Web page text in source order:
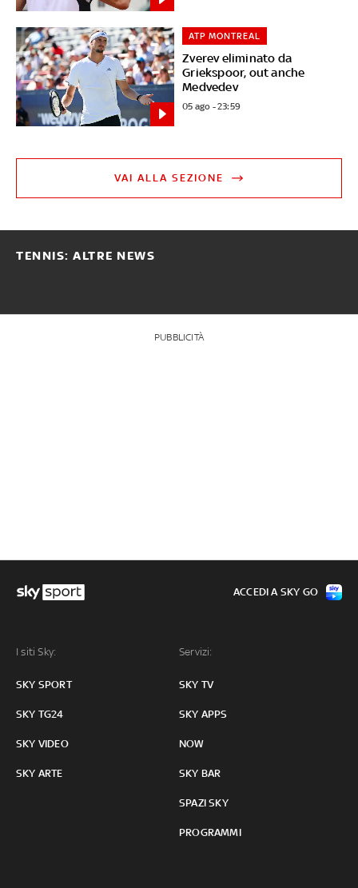
Zverev eliminato da
Griekspoor, out anche
Medvedev
ATP MONTREAL
05 ago - 23:59
VAI ALLA SEZIONE
TENNIS: ALTRE NEWS
PUBBLICITÀ
I siti Sky:
SKY SPORT
SKY TG24
SKY VIDEO
SKY ARTE
Servizi:
SKY TV
SKY APPS
NOW
SKY BAR
SPAZI SKY
PROGRAMMI
ACCEDI A SKY GO